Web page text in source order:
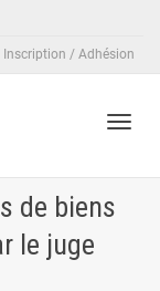
Inscription / Adhésion
de biens
le juge